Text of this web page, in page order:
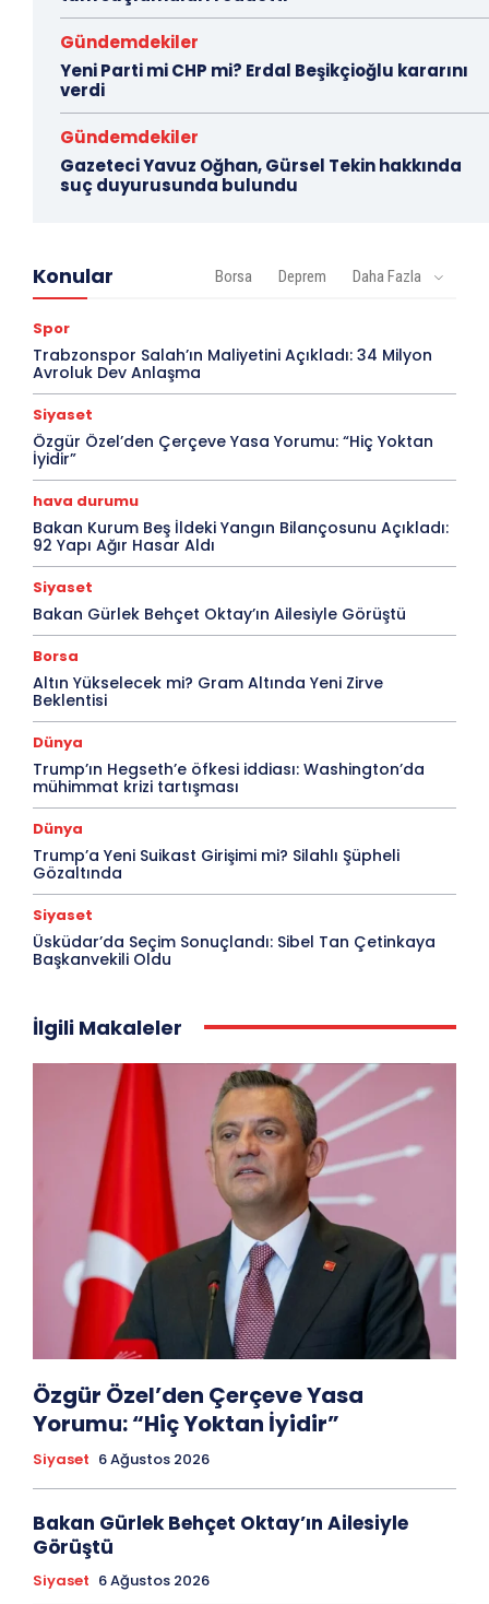
Gündemdekiler
Yeni Parti mi CHP mi? Erdal Beşikçioğlu kararını
verdi
Gündemdekiler
Gazeteci Yavuz Oğhan, Gürsel Tekin hakkında
suç duyurusunda bulundu
Konular Borsa Deprem Daha Fazla
Spor
Trabzonspor Salah’ın Maliyetini Açıkladı: 34 Milyon
Avroluk Dev Anlaşma
Siyaset
Özgür Özel’den Çerçeve Yasa Yorumu: “Hiç Yoktan
İyidir”
hava durumu
Bakan Kurum Beş İldeki Yangın Bilançosunu Açıkladı:
92 Yapı Ağır Hasar Aldı
Siyaset
Bakan Gürlek Behçet Oktay’ın Ailesiyle Görüştü
Borsa
Altın Yükselecek mi? Gram Altında Yeni Zirve
Beklentisi
Dünya
Trump’ın Hegseth’e öfkesi iddiası: Washington’da
mühimmat krizi tartışması
Dünya
Trump’a Yeni Suikast Girişimi mi? Silahlı Şüpheli
Gözaltında
Siyaset
Üsküdar’da Seçim Sonuçlandı: Sibel Tan Çetinkaya
Başkanvekili Oldu
İlgili Makaleler
Özgür Özel’den Çerçeve Yasa
Yorumu: “Hiç Yoktan İyidir”
Siyaset 6 Ağustos 2026
Bakan Gürlek Behçet Oktay’ın Ailesiyle
Görüştü
Siyaset 6 Ağustos 2026